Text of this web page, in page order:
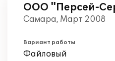
ООО "Персей-
Самара, Март 2008
Вариант работы
Файловый